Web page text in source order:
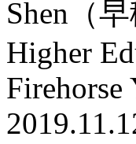
Shen（
Higher
Firehorse